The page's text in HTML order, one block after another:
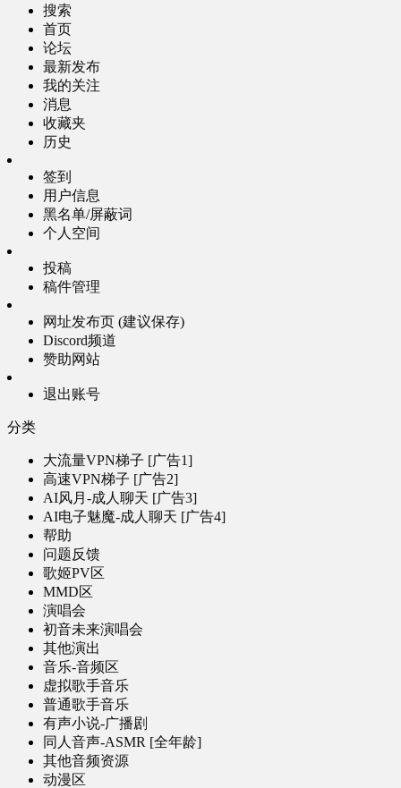
搜索
首页
论坛
最新发布
我的关注
消息
收藏夹
历史
签到
用户信息
黑名单/屏蔽词
个人空间
投稿
稿件管理
网址发布页 (建议保存)
Discord频道
赞助网站
退出账号
分类
大流量VPN梯子 [广告1]
高速VPN梯子 [广告2]
AI风月-成人聊天 [广告3]
AI电子魅魔-成人聊天 [广告4]
帮助
问题反馈
歌姬PV区
MMD区
演唱会
初音未来演唱会
其他演出
音乐-音频区
虚拟歌手音乐
普通歌手音乐
有声小说-广播剧
同人音声-ASMR [全年龄]
其他音频资源
动漫区